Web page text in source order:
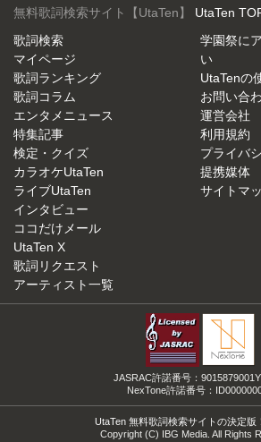
無料歌詞検索サイト【UtaTen】 UtaTen
歌詞検索
マイページ
歌詞ランキング
歌詞コラム
エンタメニュース
特集記事
検定・クイズ
カラオケUtaTen
ライブUtaTen
インタビュー
ココだけメール
UtaTen X
歌詞リクエスト
アーティスト一覧
学園祭に
い
UtaTenの
お問い合
運営会社
利用規約
プライバ
提携媒体
サイトマ
JASRAC許諾番号：
NexTone許諾番号：
UtaTen 無料歌詞検索サイトの決定版
Copyright (C) IBG Media. All Rights